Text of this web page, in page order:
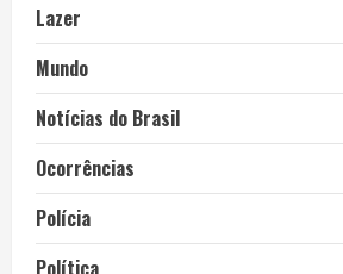
Lazer
Mundo
Notícias do Brasil
Ocorrências
Polícia
Política